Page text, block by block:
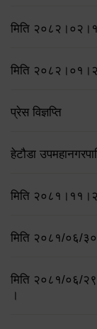
मिति
मिति
प्रेस विज्ञप्ति
हेटौडा
मिति
मिति २०८१/०६/
मिति २०८१/०६/
।